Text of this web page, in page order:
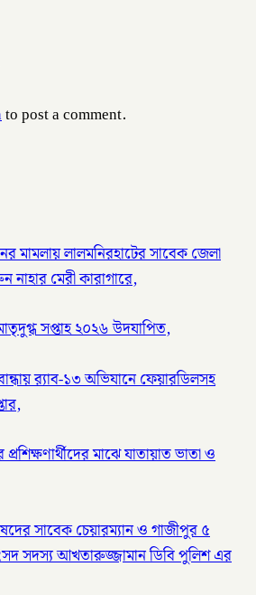
to post a comment.
মামলায় লালমনিরহাটের সাবেক জেলা
মেরী কারাগারে,
সপ্তাহ ২০২৬ উদযাপিত,
র‌্যাব-১৩ অভিযানে ফেয়ারডিলসহ
মাঝে যাতায়াত ভাতা ও
সাবেক চেয়ারম্যান ও গাজীপুর ৫
সদস্য আখতারুজ্জামান ডিবি পুলিশ এর